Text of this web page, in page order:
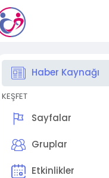
Haber Kaynağı
KEŞFET
Sayfalar
Gruplar
Etkinlikler